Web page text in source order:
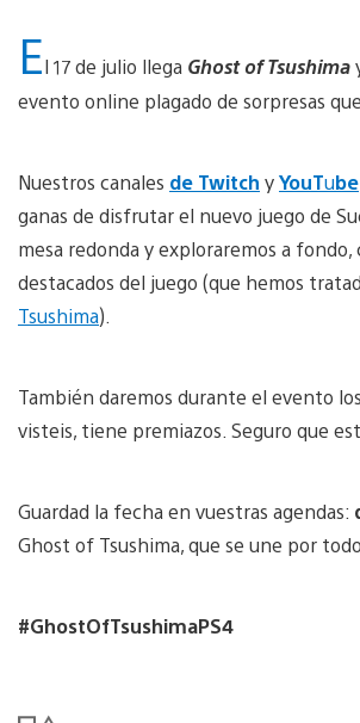
El 17 de julio llega Ghost of Tsushima
evento online plagado de sorpresas
Nuestros canales de Twitch yYouTube
ganas de disfrutar el nuevo juego de
mesa redonda y exploraremos a
destacados del juego (que hemos
Tsushima).
También daremos durante el evento
visteis, tiene premiazos. Seguro que
Guardad la fecha en vuestras agendas:
Ghost of Tsushima, que se une por
#GhostOfTsushimaPS4